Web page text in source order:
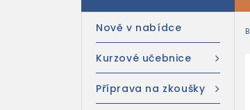
Nově v nabídce
Kurzové učebnice
Příprava na zkoušky